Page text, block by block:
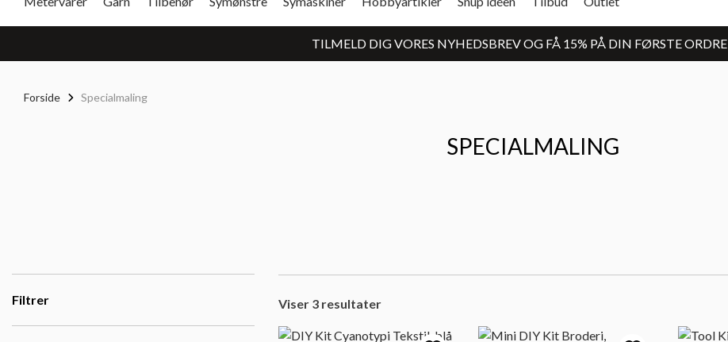
TILMELD DIG VORES NYHEDSBREV OG FÅ 15% PÅ DIN FØRSTE ORDRE
Forside Specialmaling
SPECIALMALING
Filtrer Viser 3 resultater